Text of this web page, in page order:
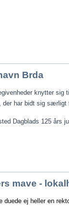
Brda
knytter
der har bidt sig
Dagblads 125 års
mave -
duede ej heller en